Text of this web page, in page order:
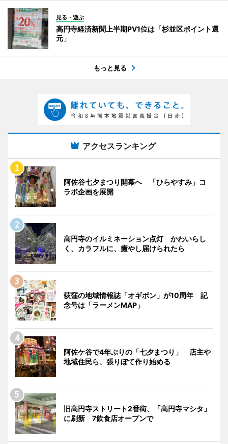
見る・遊ぶ
高円寺経済新聞上半期PV1位は「杉並区ポイント還
元」
もっと見る
アクセスランキング
阿佐谷七夕まつり開幕へ 「ひらやすみ」コ
ラボ企画を展開
高円寺のイルミネーション点灯 かわいらし
く、カラフルに、癒やし届けられたら
荻窪の地域情報誌「オギボン」が10周年 記
念号は「ラーメンMAP」
阿佐ケ谷で4年ぶりの「七夕まつり」 店主や
地域住民ら、張りぼて作り始める
旧高円寺ストリート2番街、「高円寺マシタ」
に刷新 7飲食店オープンで